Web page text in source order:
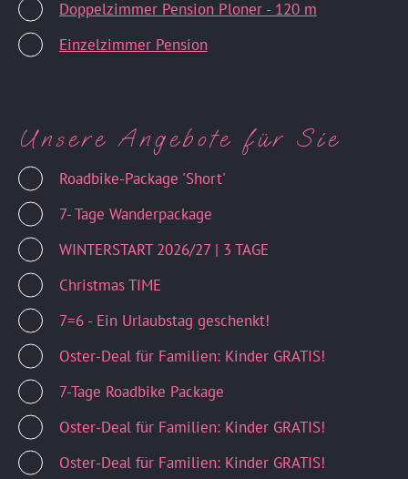
Doppelzimmer Pension Ploner - 120 m
Einzelzimmer Pension
Unsere Angebote für Sie
Roadbike-Package 'Short'
7- Tage Wanderpackage
WINTERSTART 2026/27 | 3 TAGE
Christmas TIME
7=6 - Ein Urlaubstag geschenkt!
Oster-Deal für Familien: Kinder GRATIS!
7-Tage Roadbike Package
Oster-Deal für Familien: Kinder GRATIS!
Oster-Deal für Familien: Kinder GRATIS!